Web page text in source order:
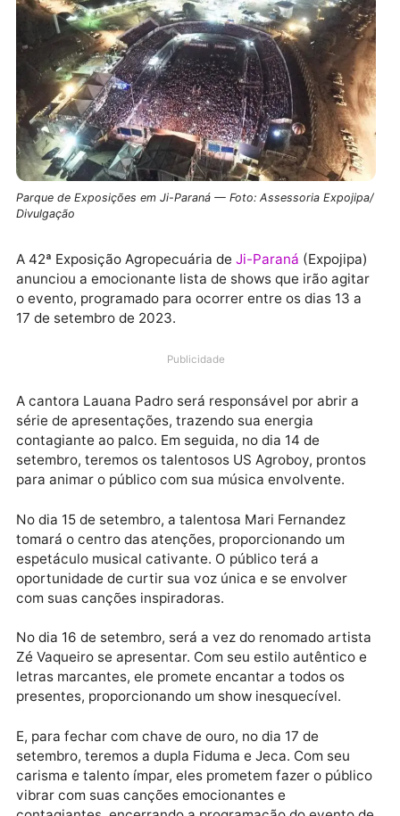
Parque de Exposições em Ji-Paraná — Foto: Assessoria
Divulgação
anunciou a emocionante lista de shows que irão
17 de setembro de 2023.
Publicidade
série de apresentações, trazendo sua energia
contagiante ao palco. Em seguida, no dia 14 de
setembro, teremos os talentosos US Agroboy,
para animar o público com sua música envolvente.
No dia 15 de setembro, a talentosa Mari Fernandez
tomará o centro das atenções, proporcionando um
espetáculo musical cativante. O público terá a
oportunidade de curtir sua voz única e se envolver
No dia 16 de setembro, será a vez do renomado
Zé Vaqueiro se apresentar. Com seu estilo autêntico
letras marcantes, ele promete encantar a todos os